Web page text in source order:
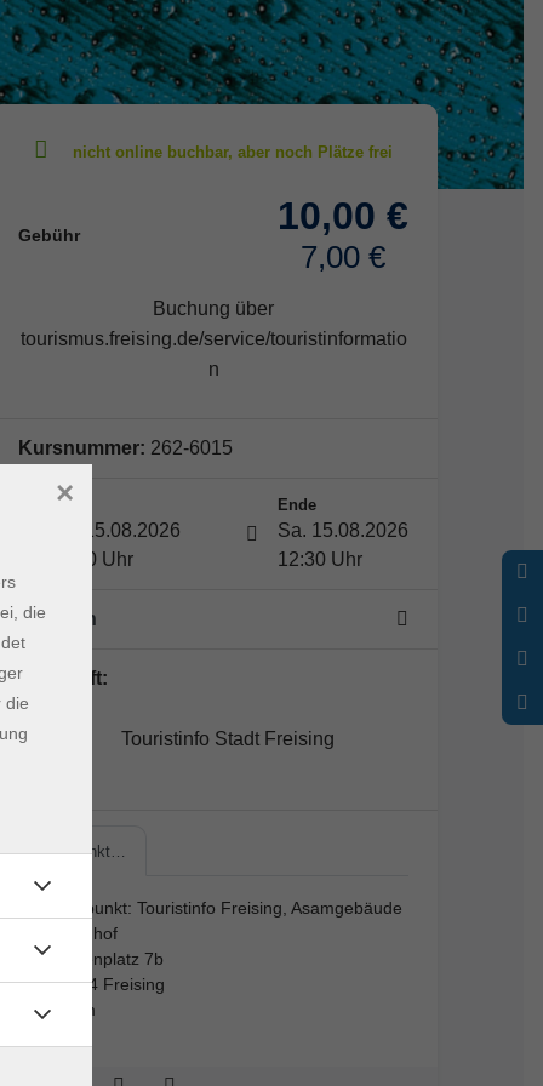
Gebühr 10,00 €
7,00 €
Buchung über
tourismus.freising.de/service/touristinformatio
n
Kursnummer: 262-6015
Start
Sa. 15.08.2026
11:00 Uhr
Ende
Sa. 15.08.2026
12:30 Uhr
1 Termin
Lehrkraft:
Touristinfo Stadt Freising
Treffpunkt…
Treffpunkt: Touristinfo Freising, Asamgebäude
Innenhof
Marienplatz 7b
85354 Freising
Raum
die
die
×